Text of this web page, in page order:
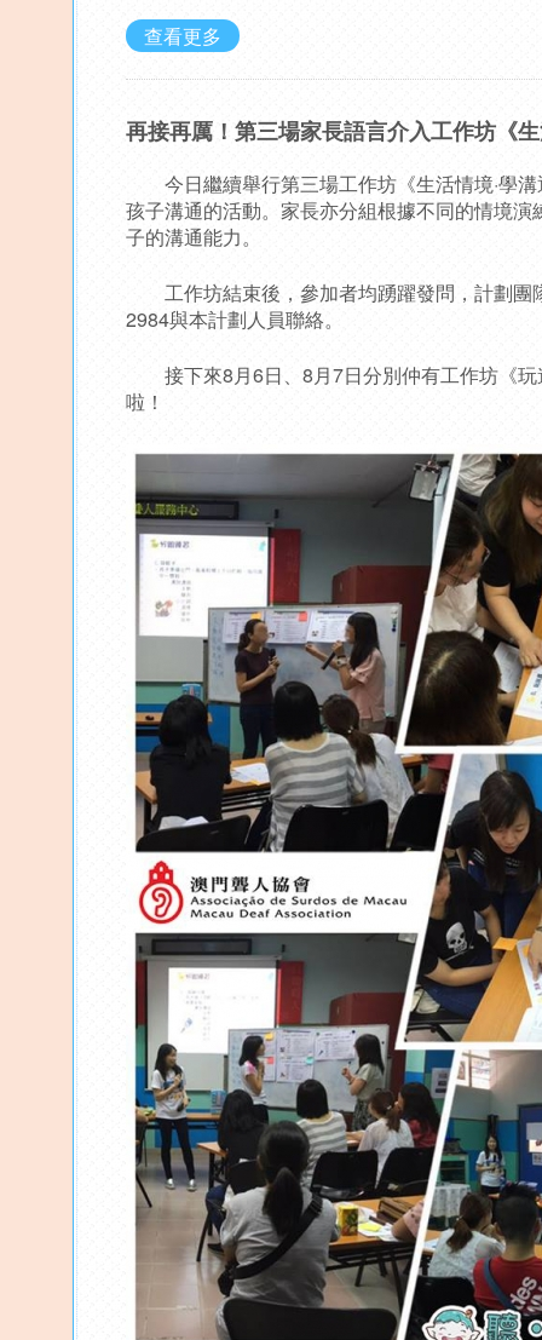
查看更多
再接再厲！第三場家長語言介入工作坊《
今日繼續舉行第三場工作坊《生活情境·學溝
孩子溝通的活動。家長亦分組根據不同的情境
子的溝通能力。
工作坊結束後，參加者均踴躍發問，計劃團
2984與本計劃人員聯絡。
接下來8月6日、8月7日分別仲有工作坊《玩
啦！